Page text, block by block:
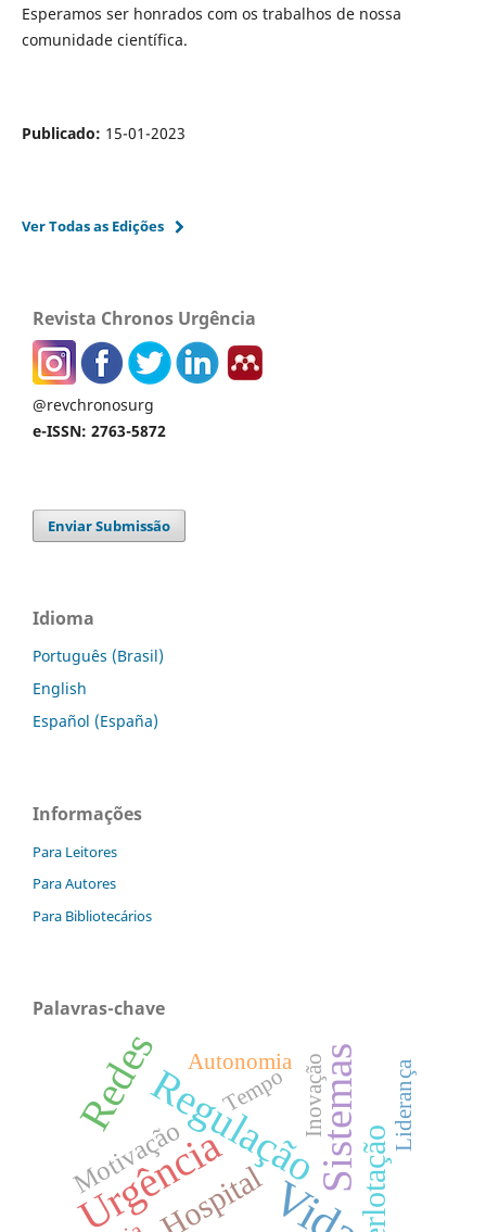
Esperamos ser honrados com os trabalhos de nossa
comunidade científica.
Publicado: 15-01-2023
Ver Todas as Edições
Revista Chronos Urgência
@revchronosurg
e-ISSN: 2763-5872
Enviar Submissão
Idioma
Português (Brasil)
English
Español (España)
Informações
Para Leitores
Para Autores
Para Bibliotecários
Palavras-chave
Regulação
Urgência
Redes Sistemas
Hospital
Motivação
Inovação
Tempo
Autonomia Liderança